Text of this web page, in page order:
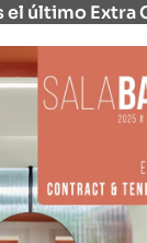
el último Extra